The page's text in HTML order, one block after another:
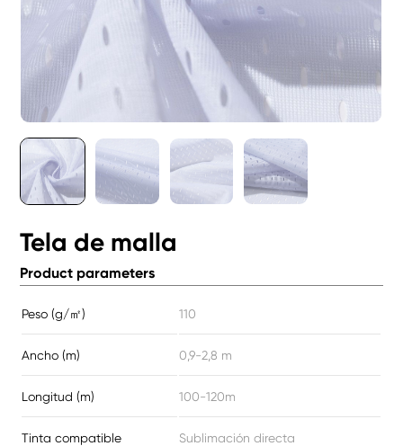
Tela de malla
Product parameters
Peso (g/㎡) 110
Ancho (m) 0,9-2,8 m
Longitud (m) 100-120m
Tinta compatible
Sublimación directa